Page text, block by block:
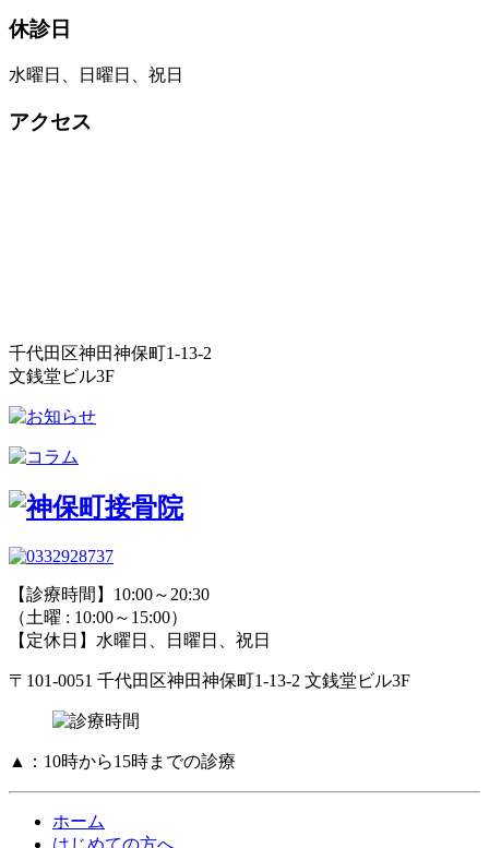
休診日
水曜日、日曜日、祝日
アクセス
千代田区神田神保町1-13-2
文銭堂ビル3F
【診療時間】10:00～20:30
（土曜 : 10:00～15:00）
【定休日】水曜日、日曜日、祝日
〒101-0051 千代田区神田神保町1-13-2 文銭堂ビル3F
▲：10時から15時までの診療
ホーム